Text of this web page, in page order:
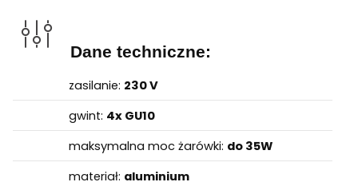
Dane techniczne:
zasilanie: 230 V
gwint: 4x GU10
maksymalna moc żarówki: do 35W
materiał: aluminium